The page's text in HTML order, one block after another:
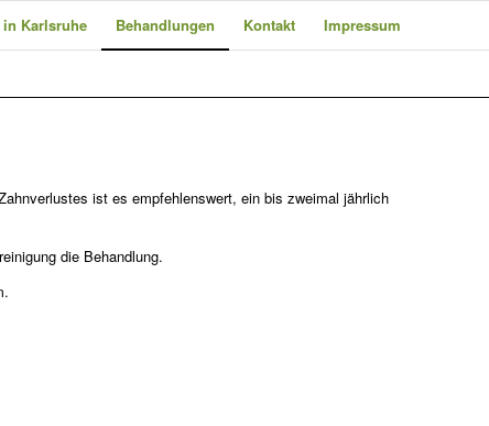
in Karlsruhe Behandlungen Kontakt Impressum
ist es empfehlenswert, ein bis zweimal jährlich
die Behandlung.